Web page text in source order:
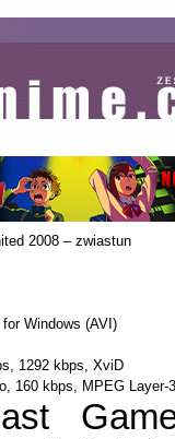
2008 – zwiastun
Windows (AVI)
1292 kbps, XviD
160 kbps, MPEG Layer-